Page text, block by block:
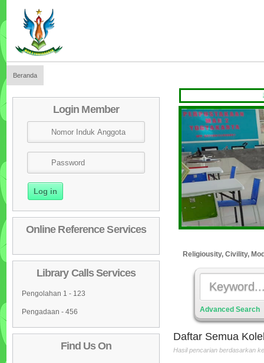
Beranda
Login Member
Online Reference Services
Library Calls Services
Pengolahan 1 - 123
Pengadaan - 456
Find Us On
Religiousity, Civility,
Advanced Search
Daftar Semua
Hasil pencarian berdasarkan